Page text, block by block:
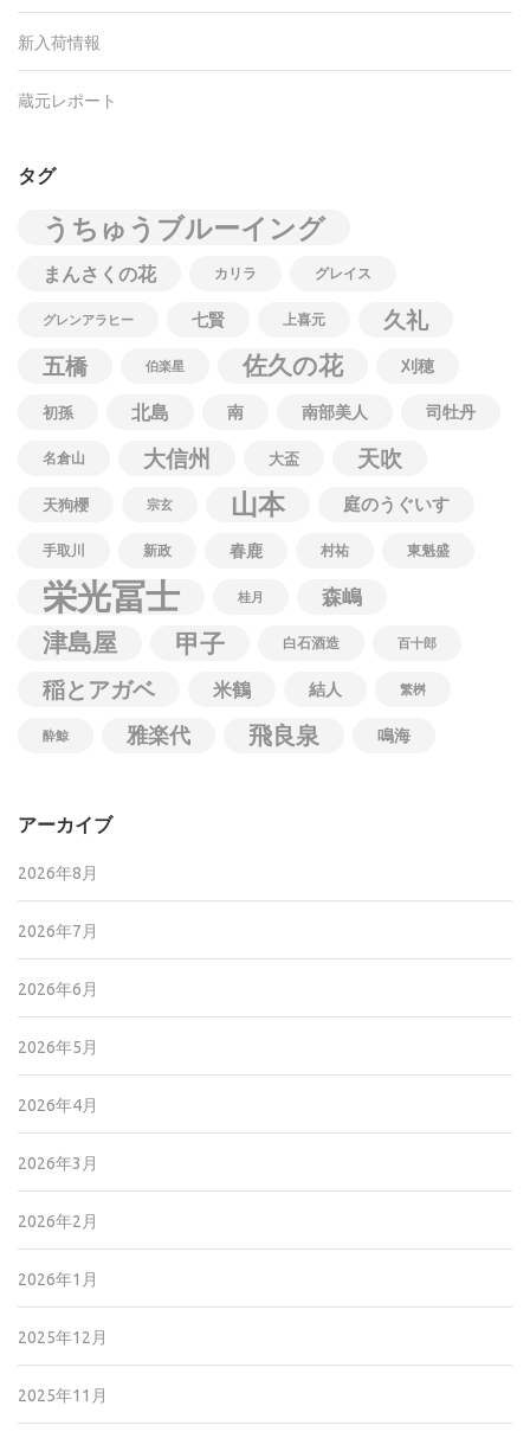
新入荷情報
蔵元レポート
タグ
うちゅうブルーイング
まんさくの花 カリラ グレイス
グレンアラヒー 七賢 上喜元
久礼
五橋
伯楽星 佐久の花 刈穂
初孫 北島 南 南部美人 司牡丹
名倉山 大信州 大盃 天吹
天狗櫻 宗玄 山本 庭のうぐいす
手取川 新政 春鹿 村祐 東魁盛
栄光冨士 桂月 森嶋
津島屋 甲子 白石酒造 百十郎
稲とアガベ 米鶴 結人 繁桝
酔鯨 雅楽代 飛良泉 鳴海
アーカイブ
2026年8月
2026年7月
2026年6月
2026年5月
2026年4月
2026年3月
2026年2月
2026年1月
2025年12月
2025年11月